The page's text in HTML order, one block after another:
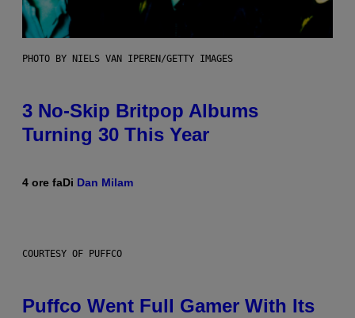
PHOTO BY NIELS VAN IPEREN/GETTY IMAGES
3 No-Skip Britpop Albums
Turning 30 This Year
4 ore faDi Dan Milam
COURTESY OF PUFFCO
Puffco Went Full Gamer With Its